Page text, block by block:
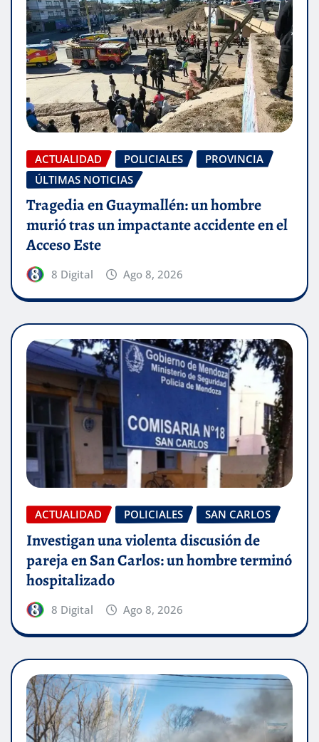
ACTUALIDAD POLICIALES
PROVINCIA
ÚLTIMAS NOTICIAS
Tragedia en Guaymallén: un hombre
murió tras un impactante accidente en el
Acceso Este
8 Digital Ago 8, 2026
ACTUALIDAD POLICIALES SAN CARLOS
Investigan una violenta discusión de
pareja en San Carlos: un hombre terminó
hospitalizado
8 Digital Ago 8, 2026